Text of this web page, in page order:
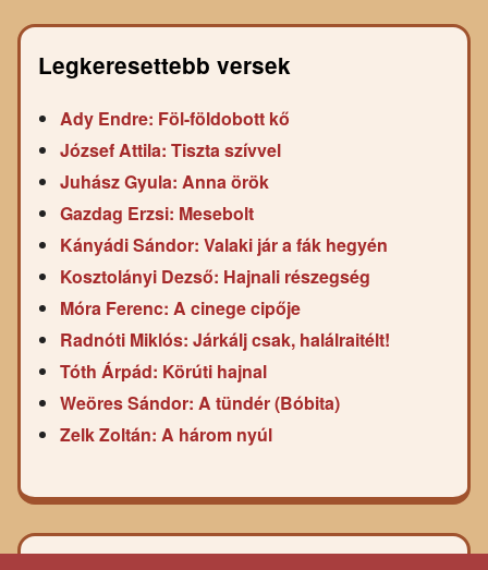
Legkeresettebb versek
Ady Endre: Föl-földobott kő
József Attila: Tiszta szívvel
Juhász Gyula: Anna örök
Gazdag Erzsi: Mesebolt
Kányádi Sándor: Valaki jár a fák hegyén
Kosztolányi Dezső: Hajnali részegség
Móra Ferenc: A cinege cipője
Radnóti Miklós: Járkálj csak, halálraitélt!
Tóth Árpád: Körúti hajnal
Weöres Sándor: A tündér (Bóbita)
Zelk Zoltán: A három nyúl